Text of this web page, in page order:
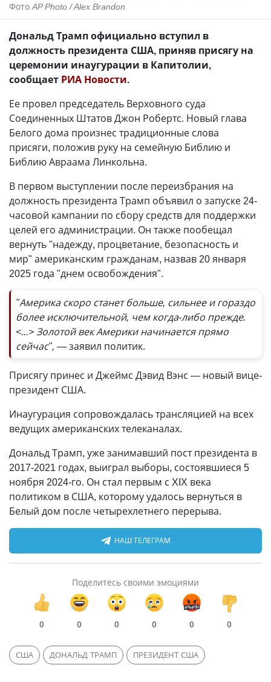
ФотоAP Photo / Alex Brandon
Дональд Трамп официально вступил в
должность президента США, приняв присягу на
церемонии инаугурации в Капитолии,
сообщает РИА Новости.
Ее провел председатель Верховного суда
Соединенных Штатов Джон Робертс. Новый глава
Белого дома произнес традиционные слова
присяги, положив руку на семейную Библию и
Библию Авраама Линкольна.
В первом выступлении после переизбрания на
должность президента Трамп объявил о запуске 24-
часовой кампании по сбору средств для поддержки
целей его администрации. Он также пообещал
вернуть "надежду, процветание, безопасность и
мир" американским гражданам, назвав 20 января
2025 года "днем освобождения".
"Америка скоро станет больше, сильнее и гораздо
более исключительной, чем когда-либо прежде.
<...> Золотой век Америки начинается прямо
сейчас", —заявил политик.
Присягу принес и Джеймс Дэвид Вэнс — новый вице-
президент США.
Инаугурация сопровождалась трансляцией на всех
ведущих американских телеканалах.
Дональд Трамп, уже занимавший пост президента в
2017-2021 годах, выиграл выборы, состоявшиеся 5
ноября 2024-го. Он стал первым с XIX века
политиком в США, которому удалось вернуться в
Белый дом после четырехлетнего перерыва.
НАШ ТЕЛЕГРАМ
Поделитесь своими эмоциями
0 0 0 0 0 0
США ДОНАЛЬД ТРАМП ПРЕЗИДЕНТ США